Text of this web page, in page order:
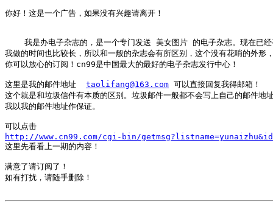
你好！这是一个广告，如果没有兴趣请离开！
我是办电子杂志的，是一个专门发送 美女图片 的电子杂志。现在已
我做的时间也比较长，所以和一般的杂志会有所区别，这个没有花哨的外形
你可以放心的订阅！cn99是中国最大的最好的电子杂志发行中心！
这里是我的邮件地址 taolifang@163.com 可以直接回复我得邮箱！
这个就是和垃圾信件有本质的区别。垃圾邮件一般都不会写上自己的邮件地
我以我的邮件地址作保证。
http://www.cn99.com/cgi-bin/
这里先看看上一期的内容！
满意了请订阅了！
如有打扰，请随手删除！